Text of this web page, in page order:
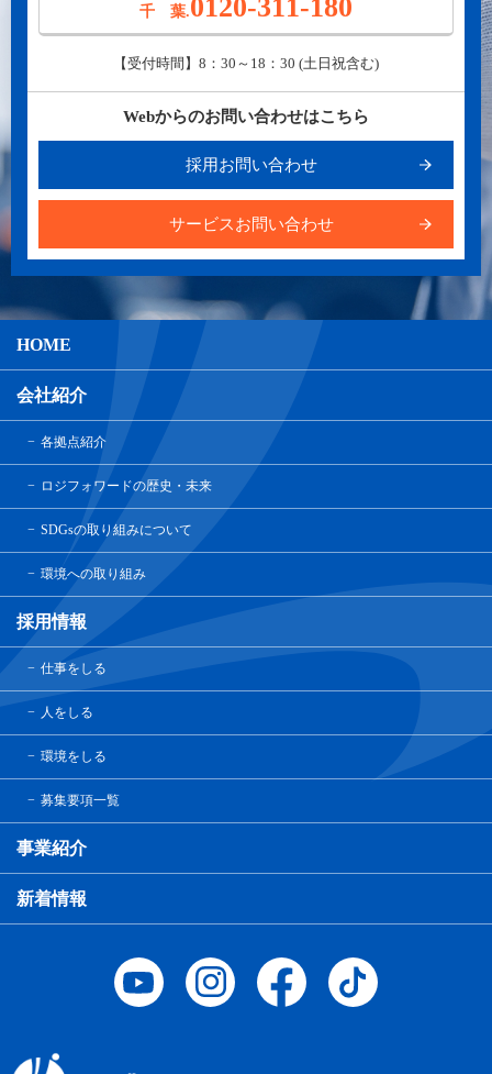
千 葉.0120-311-180
【受付時間】8：30～18：30 (土日祝含む)
Webからのお問い合わせはこちら
採用お問い合わせ
サービスお問い合わせ
HOME
会社紹介
各拠点紹介
ロジフォワードの歴史・未来
SDGsの取り組みについて
環境への取り組み
採用情報
仕事をしる
人をしる
環境をしる
募集要項一覧
事業紹介
新着情報